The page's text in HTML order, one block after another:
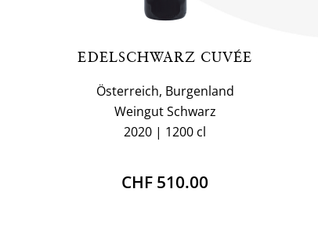
EDELSCHWARZ CUVÉE
Österreich, Burgenland
Weingut Schwarz
2020
1200 cl
CHF 510.00